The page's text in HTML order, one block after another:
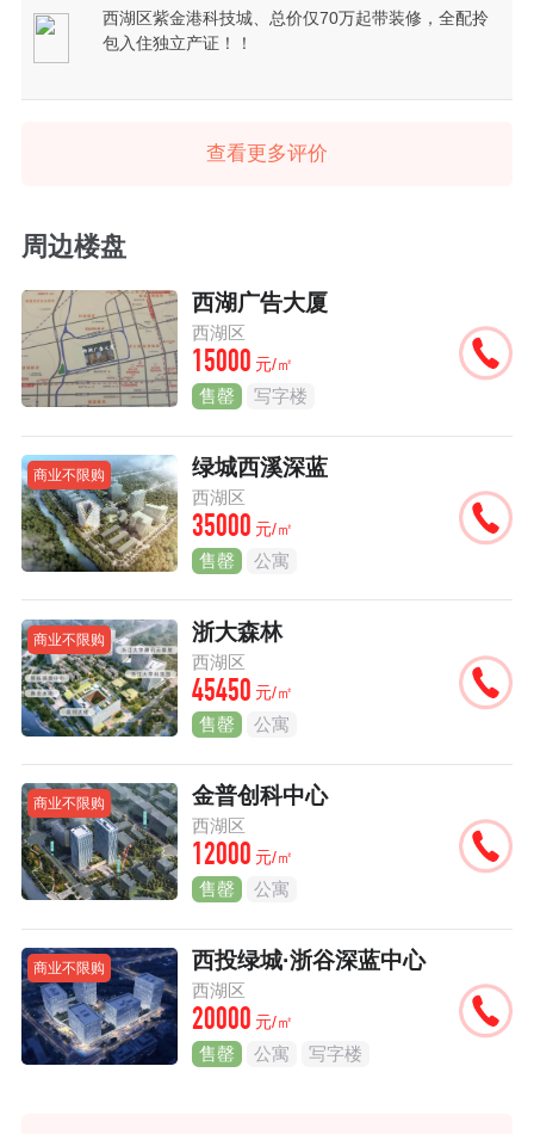
西湖区紫金港科技城、总价仅70万起带装修，全配拎
包入住独立产证！！
查看更多评价
周边楼盘
西湖广告大厦
西湖区
15000 元/㎡
售罄 写字楼
商业不限购 绿城西溪深蓝
西湖区
35000 元/㎡
售罄 公寓
商业不限购 浙大森林
西湖区
45450 元/㎡
售罄 公寓
商业不限购 金普创科中心
西湖区
12000 元/㎡
售罄 公寓
商业不限购 西投绿城·浙谷深蓝中心
西湖区
20000 元/㎡
售罄 公寓 写字楼